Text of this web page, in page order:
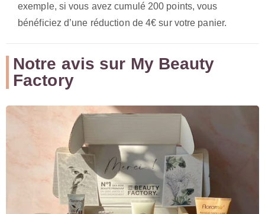
exemple, si vous avez cumulé 200 points, vous
bénéficiez d’une réduction de 4€ sur votre panier.
Notre avis sur My Beauty
Factory